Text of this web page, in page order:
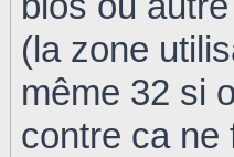
(la zone
même 32 si
contre ca ne